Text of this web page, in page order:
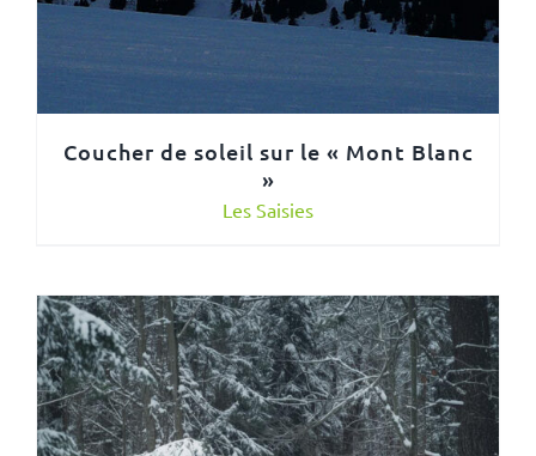
Coucher de soleil sur le « Mont Blanc
»
Les Saisies